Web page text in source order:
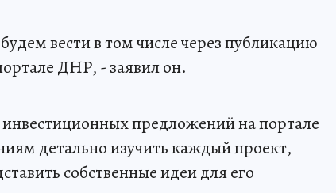
вести в том числе через публикацию
ДНР, - заявил он.
предложений на портале
детально изучить каждый проект,
собственные идеи для его